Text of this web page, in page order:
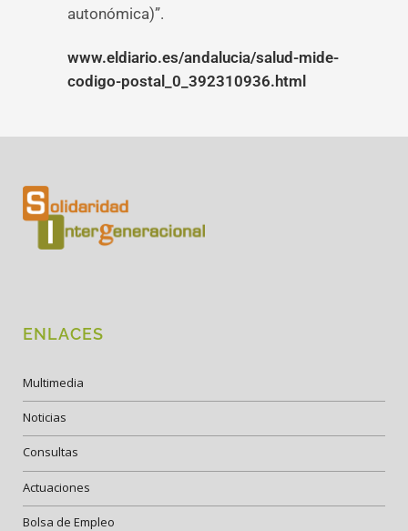
autonómica)”.
www.eldiario.es/andalucia/salud-mide-
codigo-postal_0_392310936.html
ENLACES
Multimedia
Noticias
Consultas
Actuaciones
Bolsa de Empleo